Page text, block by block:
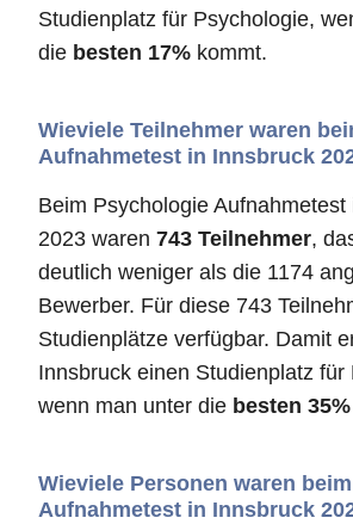
Studienplatz für Psychologie,
die besten 17% kommt.
Wieviele Teilnehmer waren
Aufnahmetest in Innsbruck
Beim Psychologie
2023 waren 743 Teilnehmer,
deutlich weniger als die 1174
Bewerber. Für diese 743
Studienplätze verfügbar. Damit
Innsbruck einen Studienplatz für
wenn man unter die besten 35%
Wieviele Personen waren beim
Aufnahmetest in Innsbruck